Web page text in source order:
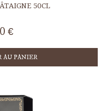
50CL
€
AU PANIER